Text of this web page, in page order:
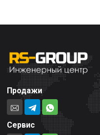
Продажи
Сервис